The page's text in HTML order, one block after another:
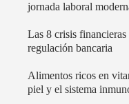
jornada laboral
Las 8 crisis
regulación bancaria
Alimentos ricos en
piel y el sistema